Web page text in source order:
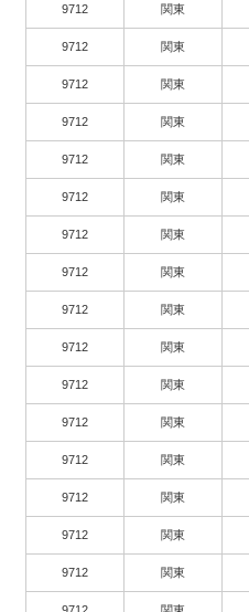
9712 関東
9712 関東
9712 関東
9712 関東
9712 関東
9712 関東
9712 関東
9712 関東
9712 関東
9712 関東
9712 関東
9712 関東
9712 関東
9712 関東
9712 関東
9712 関東